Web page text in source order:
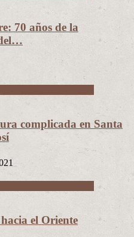
70 años de la
complicada en Santa
el Oriente